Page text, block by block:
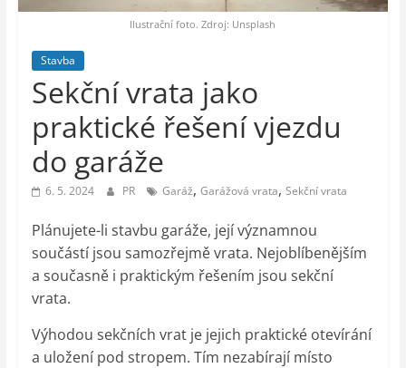
vesmír
Ilustrační foto. Zdroj: Unsplash
Stavba
Sekční vrata jako
praktické řešení vjezdu
do garáže
6. 5. 2024 PR Garáž, Garážová vrata, Sekční vrata
Plánujete-li stavbu garáže, její významnou
součástí jsou samozřejmě vrata. Nejoblíbenějším
a současně i praktickým řešením jsou sekční
vrata.
Výhodou sekčních vrat je jejich praktické otevírání
a uložení pod stropem. Tím nezabírají místo